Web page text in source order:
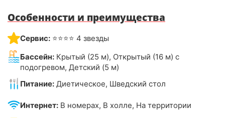
Особенности и преимущества
Сервис: ⭐⭐⭐⭐ 4 звезды
Бассейн: Крытый (25 м), Открытый (16 м) с
подогревом, Детский (5 м)
Питание: Диетическое, Шведский стол
Интернет: В номерах, В холле, На территории